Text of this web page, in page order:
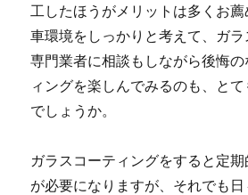
工したほうがメリットは多くお
車環境をしっかりと考えて、ガ
専門業者に相談もしながら後悔
ィングを楽しんでみるのも、と
でしょうか。
ガラスコーティングをすると定
が必要になりますが、それでも